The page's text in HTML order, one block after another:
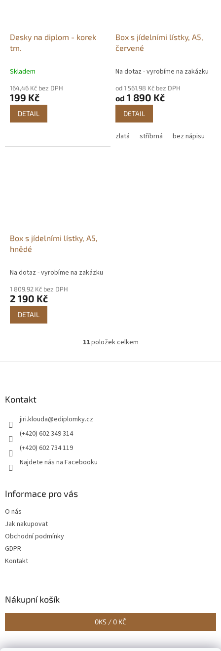
Desky na diplom - korek
tm.
Skladem
164,46 Kč bez DPH
199 Kč
DETAIL
Box s jídelními lístky, A5,
červené
Na dotaz - vyrobíme na zakázku
od 1 561,98 Kč bez DPH
od 1 890 Kč
DETAIL
zlatá stříbrná bez nápisu
Box s jídelními lístky, A5,
hnědé
Na dotaz - vyrobíme na zakázku
1 809,92 Kč bez DPH
2 190 Kč
DETAIL
O
l
11položek celkem
Kontakt
jiri.klouda@ediplomky.cz
(+420) 602 349 314
(+420) 602 734 119
Najdete nás na Facebooku
Informace pro vás
O nás
Jak nakupovat
Obchodní podmínky
GDPR
Kontakt
Nákupní košík
0KS / 0 KČ